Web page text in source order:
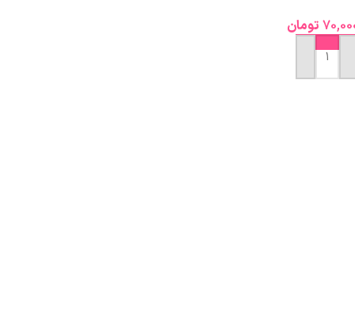
تومان
افزودن به سبد خرید